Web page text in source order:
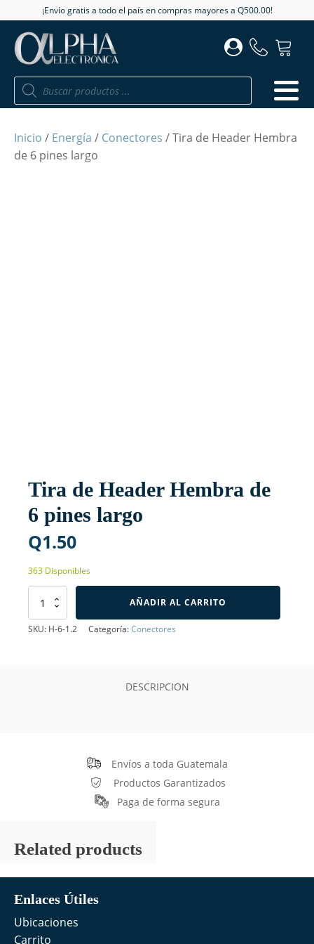
¡Envío gratis a todo el país en compras mayores a Q500.00!
Búsqueda
productos
Inicio / Energía / Conectores / Tira de Header Hembra
de 6 pines largo
Tira de Header Hembra de
6 pines largo
Q1.50
363 Disponibles
Tira
Header
AÑADIR AL CARRITO
SKU: H-6-1.2 Categoría:Conectores
DESCRIPCION
Envíos a toda Guatemala
Productos Garantizados
Paga de forma segura
Related products
Enlaces Útiles
Ubicaciones
Carrito